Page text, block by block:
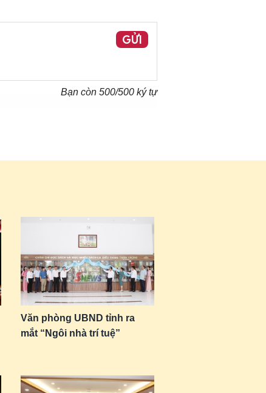
GỬI
Bạn còn 500/500 ký tự
Văn phòng UBND tỉnh ra
mắt “Ngôi nhà trí tuệ”